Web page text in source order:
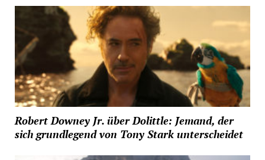
Robert Downey Jr. über Dolittle: Jemand, der
sich grundlegend von Tony Stark unterscheidet